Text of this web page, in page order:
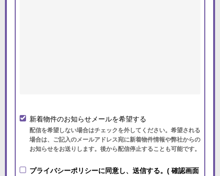
新着物件のお知らせメールを希望する
配信を希望しない場合はチェックを外してください。希望される
場合は、ご記入のメールアドレス宛に新着物件情報や弊社からの
お知らせをお送りします。後から配信停止することも可能です。
プライバシーポリシーに同意し、送信する。( 確認画面